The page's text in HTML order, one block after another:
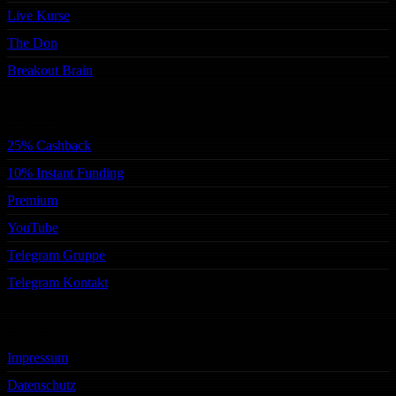
Live Kurse
The Don
Breakout Brain
25% Cashback
10% Instant Funding
Premium
YouTube
Telegram Gruppe
Telegram Kontakt
Impressum
Datenschutz